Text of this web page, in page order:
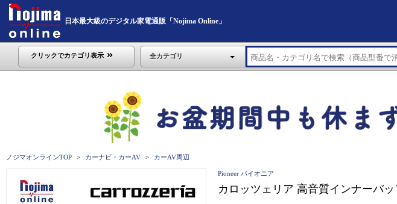
日本最大級のデジタル家電通販「Nojima Online」
クリックでカテゴリ表示 全カテゴリ
ノジマオンラインTOP カーナビ・カーAV カーAV周辺
Pioneer パイオニア
カロッツェリア 高音質インナーバ